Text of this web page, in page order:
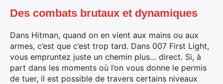
Des combats brutaux et dynamiques
Dans Hitman, quand on en vient aux mains ou aux
armes, c’est que c’est trop tard. Dans 007 First Light,
vous empruntez juste un chemin plus… direct. Si, à
part dans les moments où l’on vous donne le permis
de tuer, il est possible de travers certains niveaux